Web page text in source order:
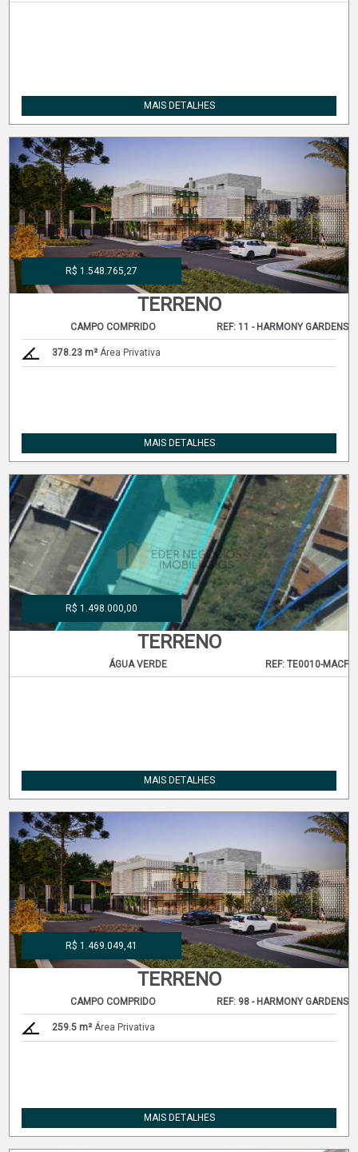
MAIS DETALHES
TERRENO
REF: 11 - HARMONY GARDENS
CAMPO COMPRIDO
378.23 m²Área Privativa
R$ 1.548.765,27
MAIS DETALHES
TERRENO
REF: TE0010-MACF
ÁGUA VERDE
R$ 1.498.000,00
MAIS DETALHES
TERRENO
REF: 98 - HARMONY GARDENS
CAMPO COMPRIDO
259.5 m²Área Privativa
R$ 1.469.049,41
MAIS DETALHES